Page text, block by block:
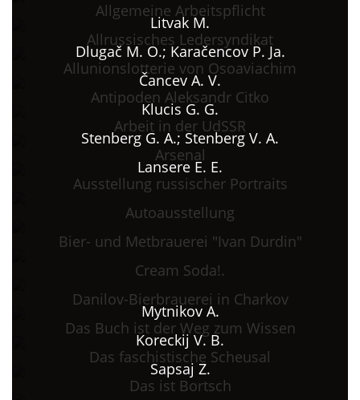
Allgemeine Arbeitspflicht
Litvak M.
Allrussisches Ledersyndikat
Dlugač M. O.; Karačencov P. Ja.
Allunionslotterie von Osoaviachim
Čancev A. V.
Antipoden Aleksandr Citko
Klucis G. G.
Arbeit in der UdSSR
Stenberg G. A.; Stenberg V. A.
Arsenal
Lansere E. E.
Ausstellung russischer Portraits
Autoausstellung
Bier- und Metbrauerei "Ivan Durdin"
Cream Soda!.
Danilov-Bierbrauerei in Charkov
Mytnikov A.
Das Buch ist der Weg zum Wissen
Koreckij V. B.
Das faschistische Scheusal
Sapsaj Z.
Das ist Bortsch